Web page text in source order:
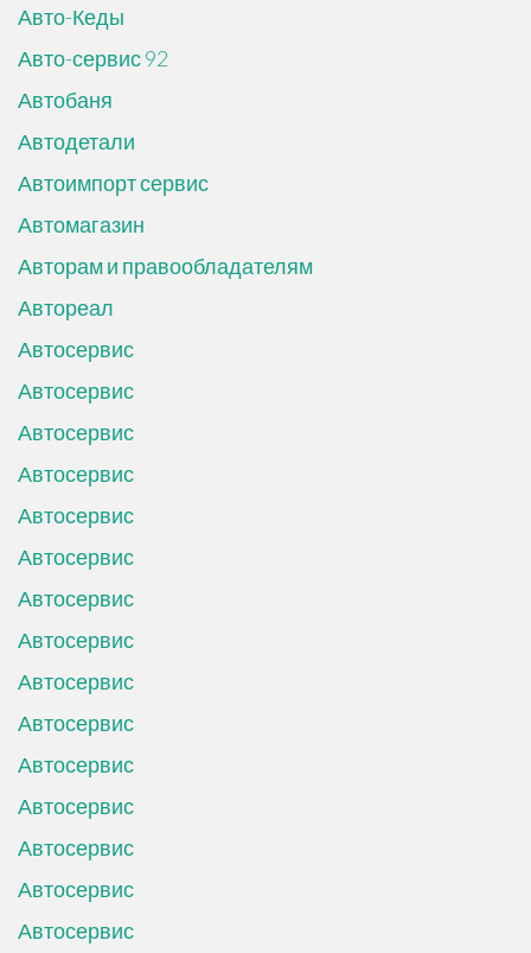
Авто-Кеды
Авто-сервис 92
Автобаня
Автодетали
Автоимпорт сервис
Автомагазин
Авторам и правообладателям
Автореал
Автосервис
Автосервис
Автосервис
Автосервис
Автосервис
Автосервис
Автосервис
Автосервис
Автосервис
Автосервис
Автосервис
Автосервис
Автосервис
Автосервис
Автосервис